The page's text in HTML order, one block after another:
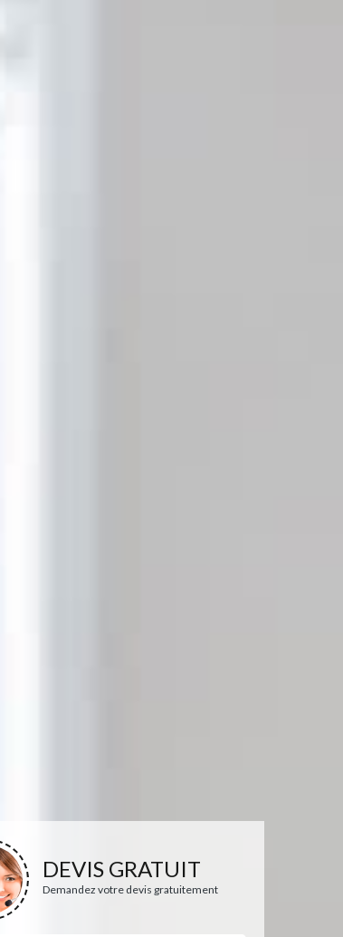
DEVIS GRATUIT
Demandez votre devis gratuitement